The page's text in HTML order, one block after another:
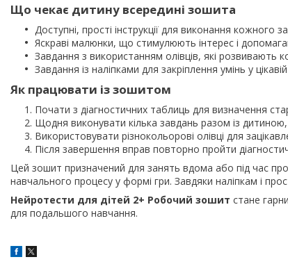
Що чекає дитину всередині зошита
Доступні, прості інструкції для виконання кожного
Яскраві малюнки, що стимулюють інтерес і
Завдання з використанням олівців, які розвивають
Завдання із наліпками для закріплення умінь у
Як працювати із зошитом
Почати з діагностичних таблиць для визначення
Щодня виконувати кілька завдань разом із
Використовувати різнокольорові олівці для
Після завершення вправ повторно пройти
Цей зошит призначений для занять вдома або під час
навчального процесу у формі гри. Завдяки наліпкам і
Нейротести для дітей 2+ Робочий зошит стане
для подальшого навчання.